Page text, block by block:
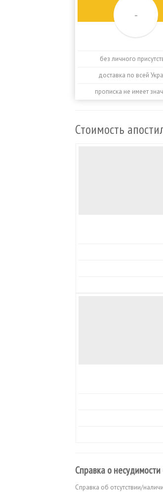
-
без личного
доставка по всей
прописка не имеет
Стоимость
Справка о несудимости
Справка об отсутствии/